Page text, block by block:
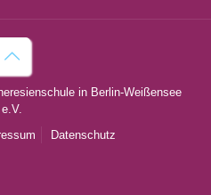
in Berlin-Weißensee
e.V.
Datenschutz